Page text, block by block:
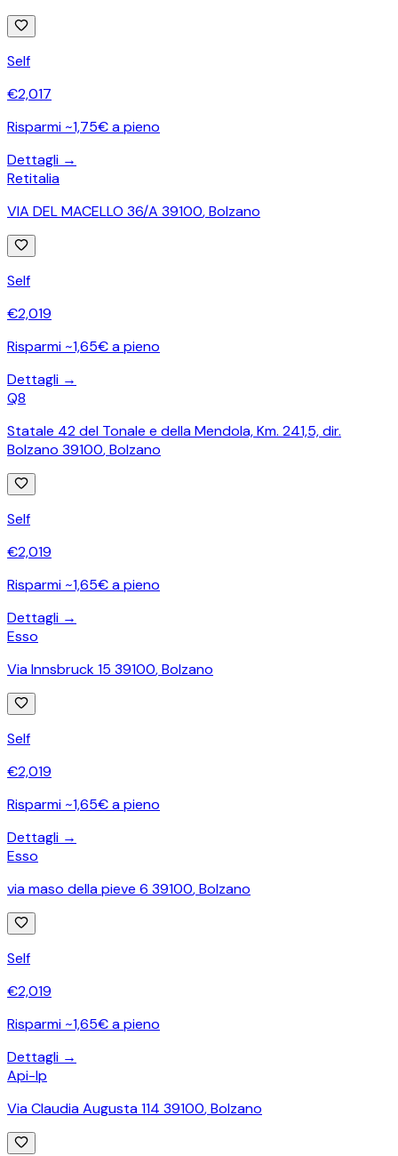
Self
€2,017
Risparmi ~1,75€ a pieno
Dettagli →
Retitalia
VIA DEL MACELLO 36/A 39100,Bolzano
Self
€2,019
Risparmi ~1,65€ a pieno
Dettagli →
Q8
Statale 42 del Tonale e della Mendola, Km. 241,5, dir.
Bolzano 39100,Bolzano
Self
€2,019
Risparmi ~1,65€ a pieno
Dettagli →
Esso
Via Innsbruck 15 39100,Bolzano
Self
€2,019
Risparmi ~1,65€ a pieno
Dettagli →
Esso
via maso della pieve 6 39100,Bolzano
Self
€2,019
Risparmi ~1,65€ a pieno
Dettagli →
Api-Ip
Via Claudia Augusta 114 39100,Bolzano